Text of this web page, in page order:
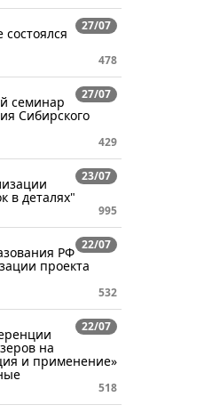
27/07
состоялся
478
27/07
семинар
Сибирского
429
23/07
в деталях"
995
22/07
РФ
проекта
532
22/07
на
и применение»
518